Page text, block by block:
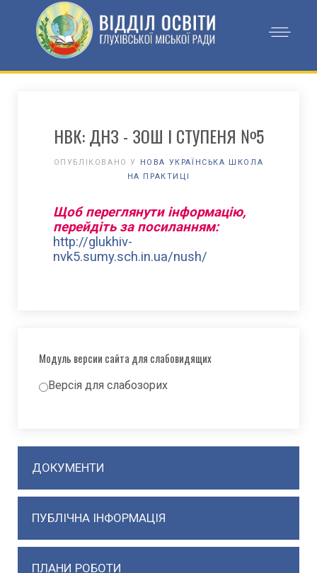
НВК: ДНЗ - ЗОШ І СТУПЕНЯ №5
ОПУБЛІКОВАНО У
НОВА УКРАЇНСЬКА ШКОЛА
НА ПРАКТИЦІ
Щоб переглянути інформацію,
перейдіть за посиланням:
http://glukhiv-
nvk5.sumy.sch.in.ua/nush/
Модуль версии сайта для слабовидящих
Версія для слабозорих
ДОКУМЕНТИ
ПУБЛІЧНА ІНФОРМАЦІЯ
ПЛАНИ РОБОТИ